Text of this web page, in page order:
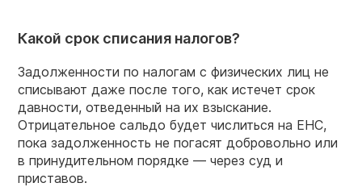
Какой срок списания налогов?
Задолженности по налогам с физических лиц не
списывают даже после того, как истечет срок
давности, отведенный на их взыскание.
Отрицательное сальдо будет числиться на ЕНС,
пока задолженность не погасят добровольно или
в принудительном порядке — через суд и
приставов.